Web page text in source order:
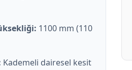
1100 mm (110
Kademeli dairesel kesit